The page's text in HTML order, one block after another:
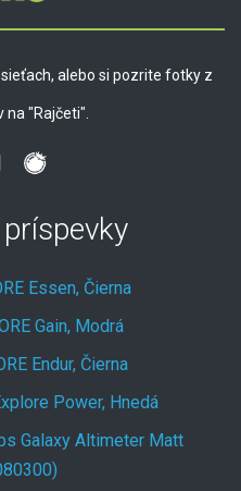
alebo si pozrite fotky z
na "Rajčeti".
Essen, Čierna
Gain, Modrá
Endur, Čierna
Power, Hnedá
Galaxy Altimeter Matt